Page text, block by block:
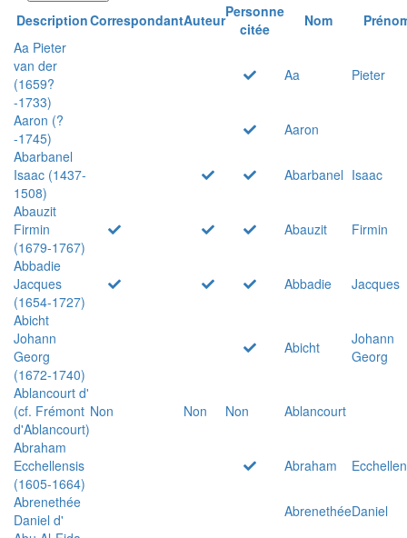
DescriptionCorrespondantAuteurPersonne
citée
Nom
Aa Pieter
van der
(1659?
-1733)
Aa Pieter
Aaron (?
-1745)
Aaron
Abarbanel
Isaac (1437-
1508)
Abarbanel Isaac
Abauzit
Firmin
(1679-1767)
Abauzit
Firmin
Abbadie
Jacques
(1654-1727)
Abbadie
Jacques
Abicht
Johann
Georg
(1672-1740)
Abicht
Johann
Georg
Ablancourt d'
(cf. Frémont
d'Ablancourt)
Non Non Non
Ablancourt
Abraham
Ecchellensis
(1605-1664)
Abraham
Abrenethée
Daniel d'
AbrenethéeDaniel